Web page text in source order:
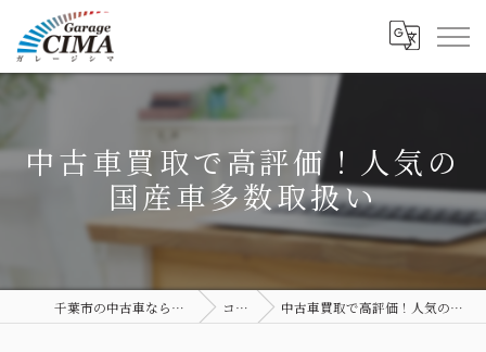
中古車買取で高評価！人気の
国産車多数取扱い
千葉市の中古車ならGarage CIMA コラム 中古車買取で高評価！人気の国産車多数取扱い